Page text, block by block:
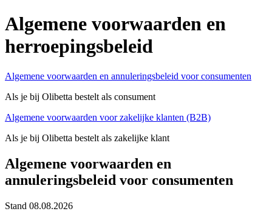
Algemene voorwaarden en
herroepingsbeleid
Algemene voorwaarden en annuleringsbeleid voor consumenten
Als je bij Olibetta bestelt als consument
Algemene voorwaarden voor zakelijke klanten (B2B)
Als je bij Olibetta bestelt als zakelijke klant
Algemene voorwaarden en
annuleringsbeleid voor consumenten
Stand 08.08.2026